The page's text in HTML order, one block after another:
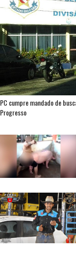
PC cumpre mandado de
Progresso